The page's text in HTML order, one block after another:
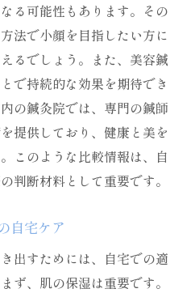
る可能性もあります。その
法で小顔を目指したい方に
るでしょう。また、美容鍼
で持続的な効果を期待でき
の鍼灸院では、専門の鍼師
提供しており、健康と美を
このような比較情報は、自
判断材料として重要です。
自宅ケア
出すためには、自宅での適
ず、肌の保湿は重要です。